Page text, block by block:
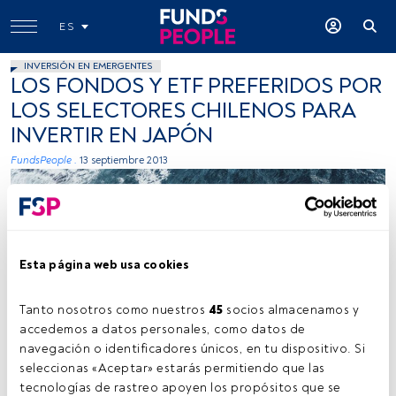
Esta página web usa cookies
Tanto nosotros como nuestros 45 socios almacenamos y
accedemos a datos personales, como datos de
navegación o identificadores únicos, en tu dispositivo. Si
seleccionas «Aceptar» estarás permitiendo que las
tecnologías de rastreo apoyen los propósitos que se
ES
INVERSIÓN EN EMERGENTES
LOS FONDOS Y ETF PREFERIDOS POR
LOS SELECTORES CHILENOS PARA
INVERTIR EN JAPÓN
FundsPeople . 13 septiembre 2013
Kamil Molendys, Unsplash
Tiempo lectura: 2 min.